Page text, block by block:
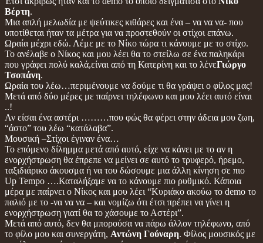
Βέρτη.
Μια απλή μελωδία με ψεύτικες κιθάρες και ένα – να να να- που
υποτίθεται ήταν τα μέτρα για να προστεθούν οι στίχοι επάνω.
Ωραία μέχρι εδώ. Λέμε με το Νίκο τώρα τι κάνουμε με το στίχο.
Το ανέλαβε ο Νίκος και μου λέει θα το στείλω σε ένα παληκάρι
που γράφει πολύ καλά,είναι από τη Κατερίνη και το λένεΓιώργο
Τσοπάνη.
Ωραία του λέω…περιμένουμε να δούμε τι θα γράψει ο φίλος μας!
Μετά από δύο μέρες με παίρνει τηλέφωνο και μου λέει αυτό είναι
..!
Αν είσαι ένα αστέρι ………που φώς θα φέρει στην άδεια μου ζωη,
“άστο” του λέω “κατάλαβα”.
Μουσική –Στίχοι έγιναν ένα…
Το επόμενο δίλημμα μετά από αυτό, είχε να κάνει με το αν η
ενορχήστρωση θα έπρεπε να μείνει σε αυτό το τρυφερό, ήρεμο,
ταξιδιάρικο άκουσμα ή να του δώσουμε μια άλλη κίνηση σε πιο
Up Tempo ….Καταλήξαμε να το κάνουμε πιο ρυθμικό. Κάποια
μέρα με παίρνει ο Νίκος και μου λέει “Κυριάκο ακούω το demo το
παλιό με το -να να να – και νομίζω ότι έτσι πρέπει να γίνει η
ενορχήστρωση γιατί θα το χάσουμε το Αστέρι”.
Μετά από αυτό, δεν θα μπορούσα να πάρω άλλον τηλέφωνο, από
το φίλο μου και συνεργάτη, Αντώνη Γούναρη. Φίλος μουσικός με